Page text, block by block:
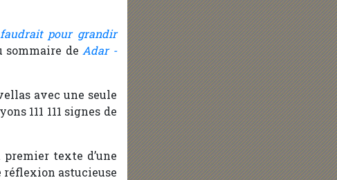
pour grandir
sommaire de Adar -
avec une seule
111 111 signes de
texte d’une
astucieuse